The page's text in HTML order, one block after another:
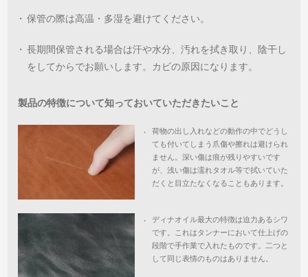
・ 保管の際は高温・多湿を避けてください。
・ 長期間保管される場合は汗や水分、汚れを拭き取り、陰干し
をしてからでお願いします。カビの原因になります。
製品の特徴について知っておいていただきたいこと
・
荷物の出し入れなどの動作の中でどうし
ても付いてしまう爪傷や擦れは避けられ
ません。深い傷は痕が残りやすいです
が、浅い傷は濡れタオル等で拭いていた
だくと目立たなくなることもあります。
・
ディナオイル最大の特徴は迫力あるシワ
です。これはタンナーにおいて仕上げの
段階で手作業で入れたものです。二つと
して同じ表情のものはありません。